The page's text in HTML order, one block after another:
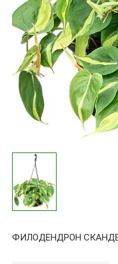
ФИЛОДЕНДРОН